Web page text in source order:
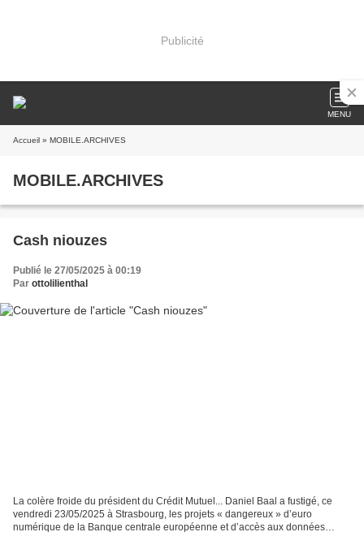
Publicité
MENU
Accueil » MOBILE.ARCHIVES
MOBILE.ARCHIVES
Cash niouzes
Publié le 27/05/2025 à 00:19
Par ottolilienthal
La colère froide du président du Crédit Mutuel... Daniel Baal a fustigé, ce
vendredi 23/05/2025 à Strasbourg, les projets « dangereux » d’euro
numérique de la Banque centrale européenne et d’accès aux données